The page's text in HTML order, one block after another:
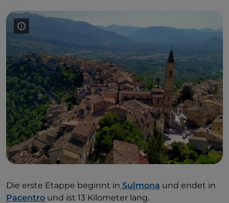
Die erste Etappe beginnt in Sulmona und endet in
Pacentro und ist 13 Kilometer lang.